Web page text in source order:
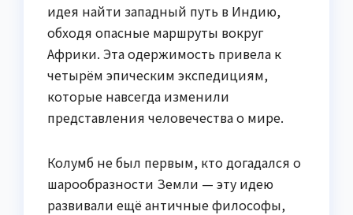
идея найти западный путь в Индию,
обходя опасные маршруты вокруг
Африки. Эта одержимость привела к
четырём эпическим экспедициям,
которые навсегда изменили
представления человечества о мире.
Колумб не был первым, кто догадался о
шарообразности Земли — эту идею
развивали ещё античные философы,